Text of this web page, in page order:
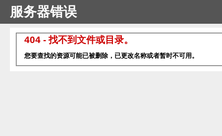
服务器错误
404 - 找不到文件或目录。
您要查找的资源可能已被删除，已更改名称或者暂时不可用。